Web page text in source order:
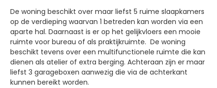
De woning beschikt over maar liefst 5 ruime slaapkamers
op de verdieping waarvan 1 betreden kan worden via een
aparte hal. Daarnaast is er op het gelijkvloers een mooie
ruimte voor bureau of als praktijkruimte. De woning
beschikt tevens over een multifunctionele ruimte die kan
dienen als atelier of extra berging. Achteraan zijn er maar
liefst 3 garageboxen aanwezig die via de achterkant
kunnen bereikt worden.